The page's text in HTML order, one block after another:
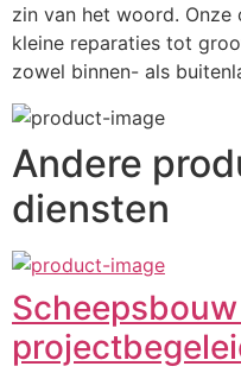
zin van het woord.
kleine reparaties tot
zowel binnen- als
Andere
diensten